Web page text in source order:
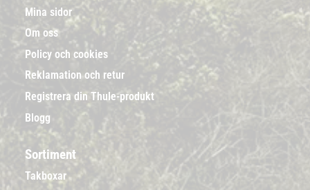
Mina sidor
Om oss
Policy och cookies
Reklamation och retur
Registrera din Thule-produkt
Blogg
Sortiment
Takboxar